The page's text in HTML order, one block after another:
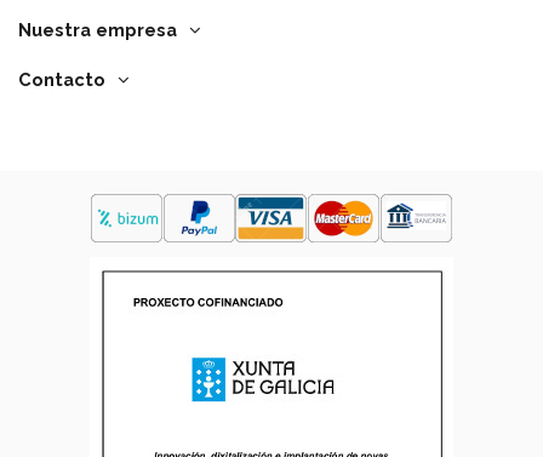
Nuestra empresa
Contacto